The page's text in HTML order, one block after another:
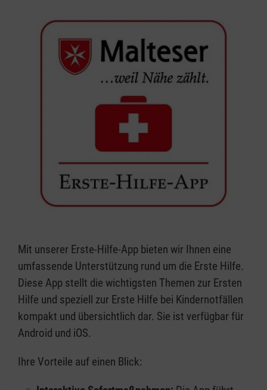
Mit unserer Erste-Hilfe-App bieten wir Ihnen eine
umfassende Unterstützung rund um die Erste Hilfe.
Diese App stellt die wichtigsten Themen zur Ersten
Hilfe und speziell zur Erste Hilfe bei Kindernotfällen
kompakt und übersichtlich dar. Sie ist verfügbar für
Android und iOS.
Ihre Vorteile auf einen Blick: